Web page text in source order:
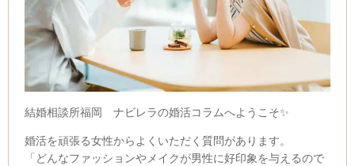
結婚相談所福岡 ナビレラの婚活コラムへようこそ✨
婚活を頑張る女性からよくいただく質問があります。
「どんなファッションやメイクが男性に好印象を与えるので